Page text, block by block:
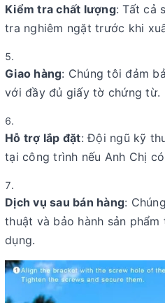
Kiểm tra chất lượng: Tất cả
tra nghiêm ngặt trước khi
Giao hàng: Chúng tôi đảm
với đầy đủ giấy tờ chứng từ.
Hỗ trợ lắp đặt: Đội ngũ kỹ
tại công trình nếu Anh Chị
Dịch vụ sau bán hàng:
thuật và bảo hành sản
dụng.